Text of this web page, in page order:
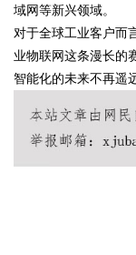
域网等新兴领域。
对于全球工业客户而
业物联网这条漫长的
智能化的未来不再遥